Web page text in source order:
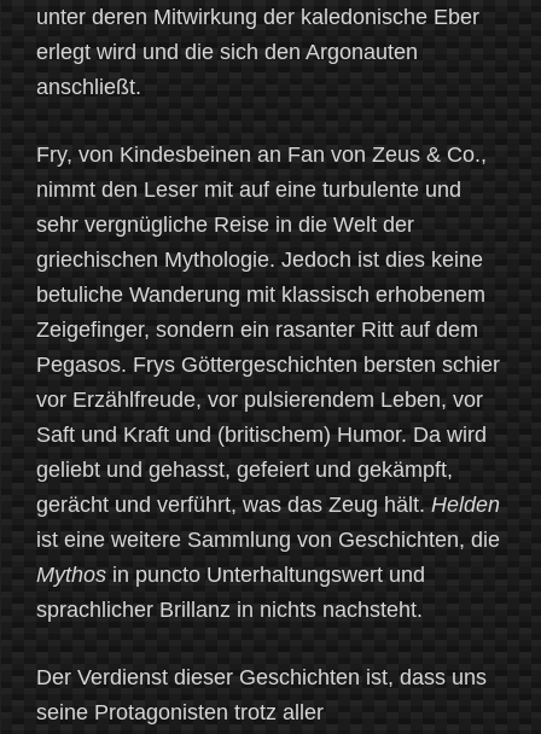
unter deren Mitwirkung der kaledonische Eber
erlegt wird und die sich den Argonauten
anschließt.
Fry, von Kindesbeinen an Fan von Zeus & Co.,
nimmt den Leser mit auf eine turbulente und
sehr vergnügliche Reise in die Welt der
griechischen Mythologie. Jedoch ist dies keine
betuliche Wanderung mit klassisch erhobenem
Zeigefinger, sondern ein rasanter Ritt auf dem
Pegasos. Frys Göttergeschichten bersten schier
vor Erzählfreude, vor pulsierendem Leben, vor
Saft und Kraft und (britischem) Humor. Da wird
geliebt und gehasst, gefeiert und gekämpft,
gerächt und verführt, was das Zeug hält. Helden
ist eine weitere Sammlung von Geschichten, die
Mythos in puncto Unterhaltungswert und
sprachlicher Brillanz in nichts nachsteht.
Der Verdienst dieser Geschichten ist, dass uns
seine Protagonisten trotz aller